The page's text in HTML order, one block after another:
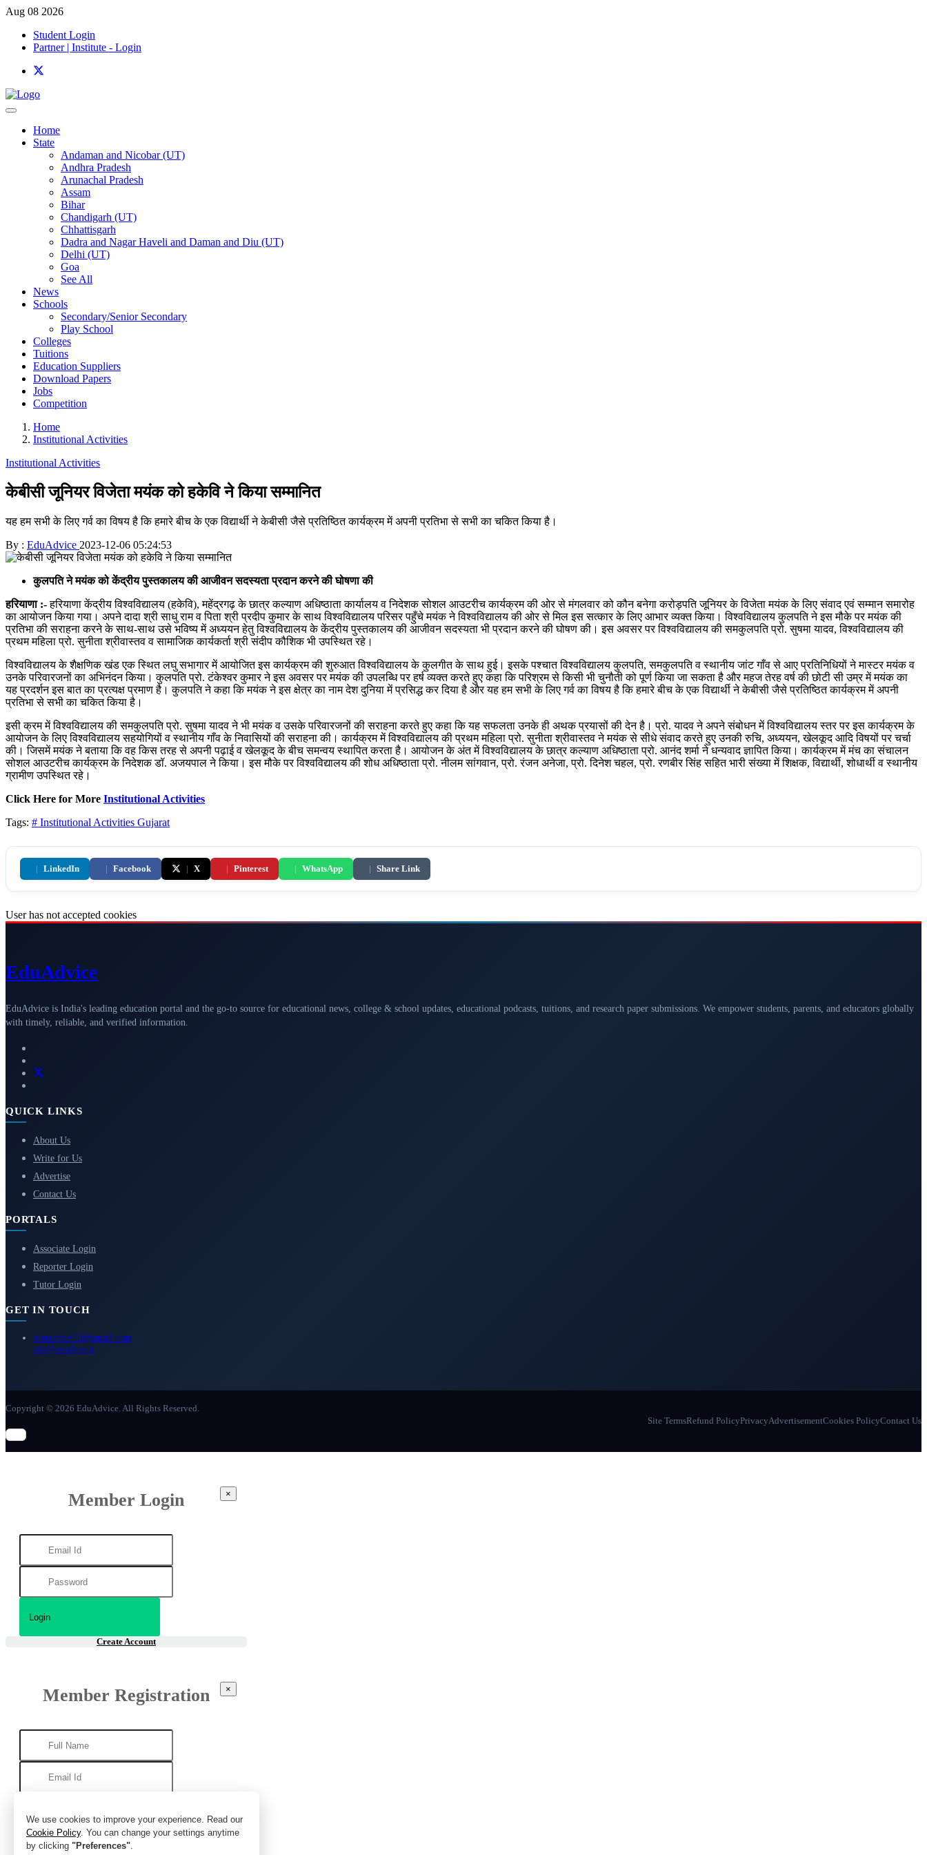
Aug 08 2026
Student Login
Partner | Institute - Login
Home
State
Andaman and Nicobar (UT)
Andhra Pradesh
Arunachal Pradesh
Assam
Bihar
Chandigarh (UT)
Chhattisgarh
Dadra and Nagar Haveli and Daman and Diu (UT)
Delhi (UT)
Goa
See All
News
Schools
Secondary/Senior Secondary
Play School
Colleges
Tuitions
Education Suppliers
Download Papers
Jobs
Competition
Home
Institutional Activities
Institutional Activities
केबीसी जूनियर विजेता मयंक को हकेवि ने किया सम्मानित
यह हम सभी के लिए गर्व का विषय है कि हमारे बीच के एक विद्यार्थी ने केबीसी जैसे प्रतिष्ठित कार्यक्रम में अपनी प्रतिभा से सभी का चकित किया है।
By : EduAdvice 2023-12-06 05:24:53
कुलपति ने मयंक को केंद्रीय पुस्तकालय की आजीवन सदस्यता प्रदान करने की घोषणा की
हरियाणा :-हरियाणा केंद्रीय विश्वविद्यालय (हकेवि), महेंद्रगढ़ के छात्र कल्याण अधिष्ठाता कार्यालय व निदेशक सोशल आउटरीच कार्यक्रम की ओर से मंगलवार को कौन बनेगा करोड़पति जूनियर के विजेता मयंक के लिए संवाद एवं सम्मान समारोह
का आयोजन किया गया। अपने दादा श्री साधु राम व पिता श्री प्रदीप कुमार के साथ विश्वविद्यालय परिसर पहुँचे मयंक ने विश्वविद्यालय की ओर से मिल इस सत्कार के लिए आभार व्यक्त किया। विश्वविद्यालय कुलपति ने इस मौके पर मयंक की
प्रतिभा की सराहना करने के साथ-साथ उसे भविष्य में अध्ययन हेतु विश्वविद्यालय के केंद्रीय पुस्तकालय की आजीवन सदस्यता भी प्रदान करने की घोषण की। इस अवसर पर विश्वविद्यालय की समकुलपति प्रो. सुषमा यादव, विश्वविद्यालय की
प्रथम महिला प्रो. सुनीता श्रीवास्तव व सामाजिक कार्यकर्ता श्री संदीप कौशिक भी उपस्थित रहे।
विश्वविद्यालय के शैक्षणिक खंड एक स्थित लघु सभागार में आयोजित इस कार्यक्रम की शुरुआत विश्वविद्यालय के कुलगीत के साथ हुई। इसके पश्चात विश्वविद्यालय कुलपति, समकुलपति व स्थानीय जांट गाँव से आए प्रतिनिधियों ने मास्टर मयंक व
उनके परिवारजनों का अभिनंदन किया। कुलपति प्रो. टंकेश्वर कुमार ने इस अवसर पर मयंक की उपलब्धि पर हर्ष व्यक्त करते हुए कहा कि परिश्रम से किसी भी चुनौती को पूर्ण किया जा सकता है और महज तेरह वर्ष की छोटी सी उम्र में मयंक का
यह प्रदर्शन इस बात का प्रत्यक्ष प्रमाण है। कुलपति ने कहा कि मयंक ने इस क्षेत्र का नाम देश दुनिया में प्रसिद्ध कर दिया है और यह हम सभी के लिए गर्व का विषय है कि हमारे बीच के एक विद्यार्थी ने केबीसी जैसे प्रतिष्ठित कार्यक्रम में अपनी
प्रतिभा से सभी का चकित किया है।
इसी क्रम में विश्वविद्यालय की समकुलपति प्रो. सुषमा यादव ने भी मयंक व उसके परिवारजनों की सराहना करते हुए कहा कि यह सफलता उनके ही अथक प्रयासों की देन है। प्रो. यादव ने अपने संबोधन में विश्वविद्यालय स्तर पर इस कार्यक्रम के
आयोजन के लिए विश्वविद्यालय सहयोगियों व स्थानीय गाँव के निवासियों की सराहना की। कार्यक्रम में विश्वविद्यालय की प्रथम महिला प्रो. सुनीता श्रीवास्तव ने मयंक से सीधे संवाद करते हुए उनकी रुचि, अध्ययन, खेलकूद आदि विषयों पर चर्चा
की। जिसमें मयंक ने बताया कि वह किस तरह से अपनी पढ़ाई व खेलकूद के बीच समन्वय स्थापित करता है। आयोजन के अंत में विश्वविद्यालय के छात्र कल्याण अधिष्ठाता प्रो. आनंद शर्मा ने धन्यवाद ज्ञापित किया। कार्यक्रम में मंच का संचालन
सोशल आउटरीच कार्यक्रम के निदेशक डॉ. अजयपाल ने किया। इस मौके पर विश्वविद्यालय की शोध अधिष्ठाता प्रो. नीलम सांगवान, प्रो. रंजन अनेजा, प्रो. दिनेश चहल, प्रो. रणबीर सिंह सहित भारी संख्या में शिक्षक, विद्यार्थी, शोधार्थी व स्थानीय
ग्रामीण उपस्थित रहे।
Click Here for More Institutional Activities
Tags: # Institutional Activities Gujarat
| LinkedIn | Facebook | X | Pinterest | WhatsApp | Share Link
User has not accepted cookies
We use cookies to improve your experience. Read our
Cookie Policy. You can change your settings anytime
by clicking "Preferences".
EduAdvice
EduAdvice is India's leading education portal and the go-to source for educational news, college & school updates, educational podcasts, tuitions, and research paper submissions. We empower students, parents, and educators globally
with timely, reliable, and verified information.
QUICK LINKS
About Us
Write for Us
Advertise
Contact Us
PORTALS
Associate Login
Reporter Login
Tutor Login
GET IN TOUCH
eduadvice11@gmail.com
info@eduadvice.in
Copyright © 2026 EduAdvice. All Rights Reserved.
Site TermsRefund PolicyPrivacyAdvertisementCookies PolicyContact Us
Member Login ×
Create Account
Member Registration ×